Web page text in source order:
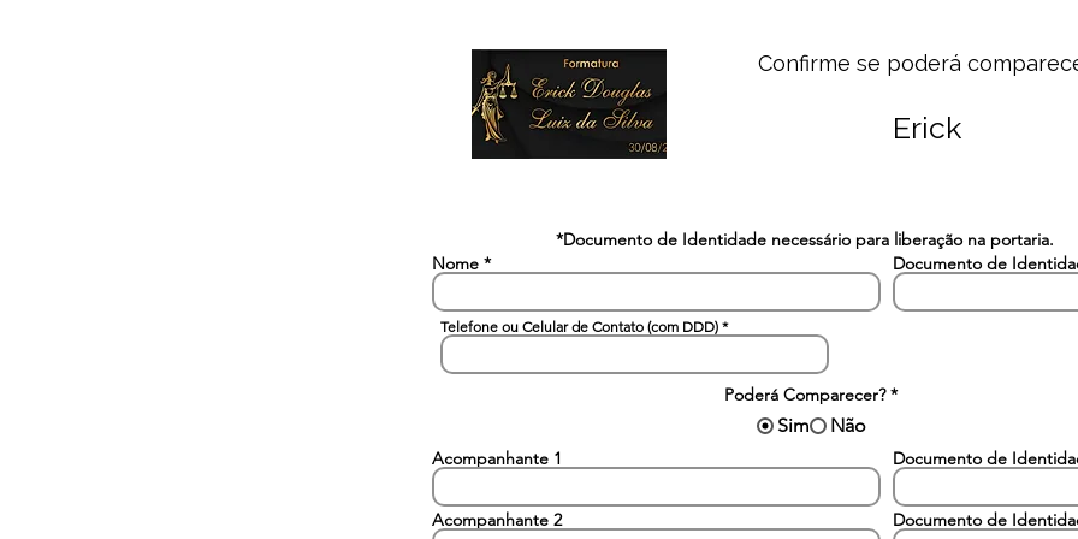
Confirme se poderá
Erick
*Documento de Identidade necessário para liberação na portaria.
Nome
Documento de
Telefone ou Celular de Contato (com DDD)
Poderá Comparecer? *
Sim Não
Acompanhante 1 Documento de
Acompanhante 2 Documento de